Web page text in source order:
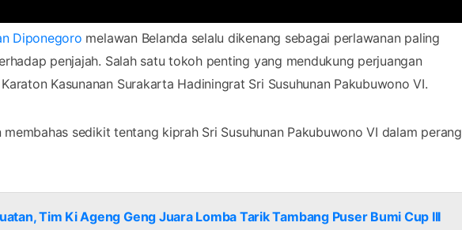
Diponegoro melawan Belanda selalu dikenang sebagai perlawanan paling
penjajah. Salah satu tokoh penting yang mendukung perjuangan
Kasunanan Surakarta Hadiningrat Sri Susuhunan Pakubuwono VI.
membahas sedikit tentang kiprah Sri Susuhunan Pakubuwono VI dalam perang
Tim Ki Ageng Geng Juara Lomba Tarik Tambang Puser Bumi Cup III